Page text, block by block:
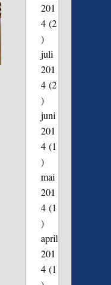
201
4(2
)
juli
201
4(2
)
juni
201
4(1
)
mai
201
4(1
)
april
201
4(1